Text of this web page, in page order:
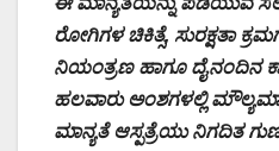
ರೋಗಿಗಳ ಚಿಕಿತ್ಸೆ, ಸುರಕ್ಷತಾ
ನಿಯಂತ್ರಣ ಹಾಗೂ ದೈನಂದಿನ
ಹಲವಾರು ಅಂಶಗಳಲ್ಲಿ
ಮಾನ್ಯತೆ ಆಸ್ಪತ್ರೆಯು ನಿಗದಿತ